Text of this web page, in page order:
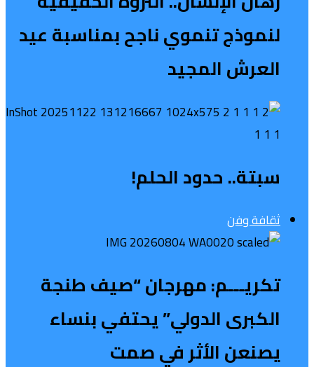
لنموذج تنموي ناجح بمناسبة عيد
العرش المجيد
سبتة.. حدود الحلم!
ثقافة وفن
تكريـــم: مهرجان “صيف طنجة
الكبرى الدولي” يحتفي بنساء
يصنعن الأثر في صمت